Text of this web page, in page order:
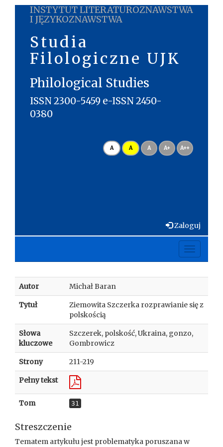
INSTYTUT LITERATUROZNAWSTWA
I JĘZYKOZNAWSTWA
Studia
Filologiczne UJK
Philological Studies
ISSN 2300-5459 e-ISSN 2450-
0380
A A A A+ A++
Zaloguj
Toggle
Autor Michał Baran
Tytuł
Ziemowita Szczerka rozprawianie się z
polskością
Słowa
kluczowe
Szczerek, polskość, Ukraina, gonzo,
Gombrowicz
Strony 211-219
Pełny tekst
Tom 31
Streszczenie
Tematem artykułu jest problematyka poruszana w